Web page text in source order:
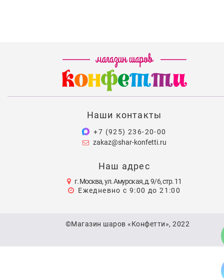
Наши контакты
+7 (925) 236-20-00
zakaz@shar-konfetti.ru
Наш адрес
г. Москва, ул. Амурская, д. 9/6, стр. 11
Ежедневно с 9:00 до 21:00
©Магазин шаров «Конфетти», 2022